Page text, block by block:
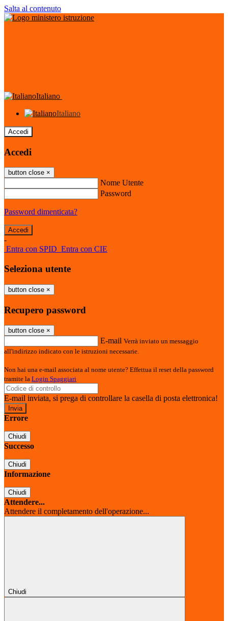
Salta al contenuto
Italiano
Italiano
Accedi
Accedi
button close ×
Nome Utente
Password
Password dimenticata?
-
Entra con SPID Entra con CIE
Seleziona utente
button close ×
Recupero password
button close ×
E-mail Verrà inviato un messaggio
all'indirizzo indicato con le istruzioni necessarie.
Non hai una e-mail associata al nome utente? Effettua il reset della password
tramite la Login Spaggiari
E-mail inviata, si prega di controllare la casella di posta elettronica!
Errore
Chiudi
Successo
Chiudi
Informazione
Chiudi
Attendere...
Attendere il completamento dell'operazione...
Chiudi